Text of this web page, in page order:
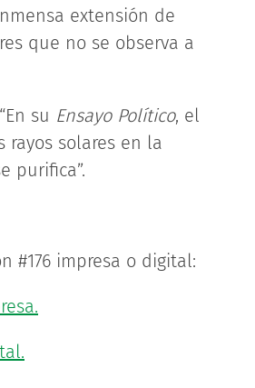
extensión de
que no se observa a
su Ensayo Político, el
solares en la
purifica”.
#176 impresa o digital: